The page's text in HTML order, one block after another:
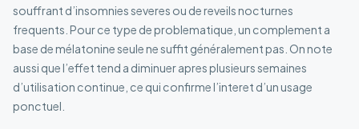
souffrant d’insomnies severes ou de reveils nocturnes
frequents. Pour ce type de problematique, un complement a
base de mélatonine seule ne suffit généralement pas. On note
aussi que l’effet tend a diminuer apres plusieurs semaines
d’utilisation continue, ce qui confirme l’interet d’un usage
ponctuel.